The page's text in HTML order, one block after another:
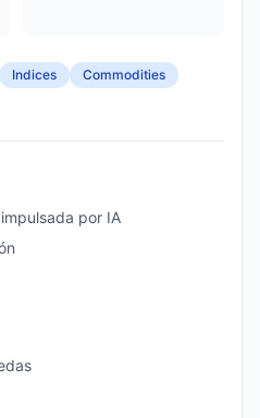
Indices
Commodities
por IA